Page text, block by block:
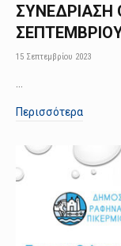
ΣΥΝΕΔΡΙΑΣΗ
15 Σεπτεμβρίου 2023
Περισσότερα